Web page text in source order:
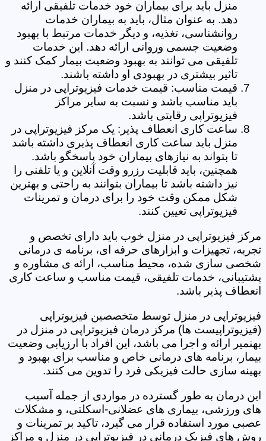
منزل باید برای بیماران خود خدمات تلفیقی ارائه
دهد. به عنوان مثال، باید به بیماران خدمات
روانشناسی، تغذیه، و دیگر خدمات مرتبط با بهبود
وضعیت جسمی وروانی ارائه دهد. این خدمات
تلفیقی می توانند به بهبود وضعیت بیمار کمک کنند و
تاثیر بیشتری در بهبودی او داشته باشند.
قیمت مناسب: قیمت خدمات فیزیوتراپی در منزل
باید مناسب باشد و نسبت به سایر مراکز
فیزیوتراپی رقابتی باشد.
ساعت کاری انعطاف پذیر: یک مرکز فیزیوتراپی در
منزل باید ساعت کاری انعطاف پذیری داشته باشد
تا بتواند به نیازهای بیماران خود پاسخگو باشد.
همچنین، باید قابلیت رزرو وقت آنلاین و یا تلفنی را
نیز داشته باشد تا بیماران بتوانند به راحتی و بهترین
شکل ممکن وقت خود را برای درمان و تمرینات
فیزیوتراپی تعیین کنند.
مرکز فیزیوتراپی در منزل خوب باید دارای تخصص و
تجربه، تجهیزات و ابزارهای حرفه ای، برنامه ی درمانی
شخصی سازی شده، محیط مناسب، ارائه ی مشاوره و
پشتیبانی، خدمات تلفیقی، قیمت مناسب و ساعت کاری
انعطاف پذیر باشد.
فیزیوتراپی در منزل توسط متخصصین فیزیوتراپی
(فیزیوتراپیست ها) مرکز درمان فیزیوتراپی در منزل در
بهنمیر ارائه و اجرا می باشد، این افراد با ارزیابی وضعیت
بیمار، برنامه های درمانی خاص و مناسب برای بهبود و
بهینه سازی حالت فیزیکی فرد را تدوین می کنند.
این درمان به طور گسترده در مواردی از جمله آسیب
های ورزشی، بیماری های عضلانی-اسکلتی، و مشکلات
عصبی مورد استفاده قرار می گیرد، تاکید بر تمرینات و
روش های فیزیک درمانی در فیزیوتراپی در منزل و مراکز